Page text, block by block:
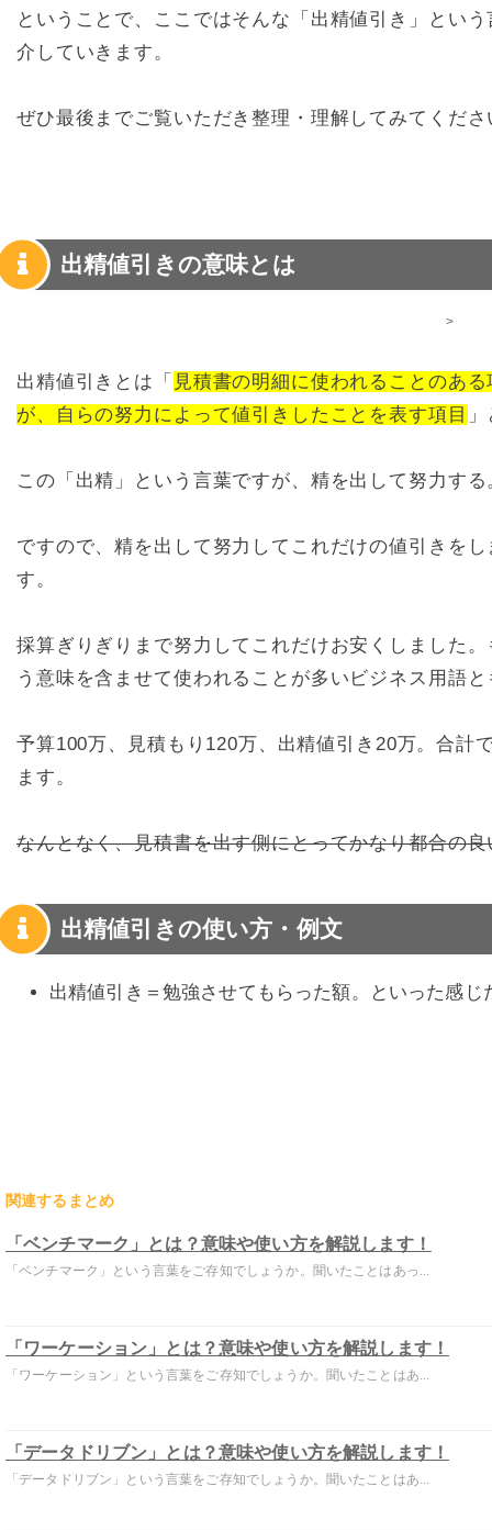
ということで、ここではそんな「出精値引き」とい
介していきます。
ぜひ最後までご覧いただき整理・理解してみてくださ
出精値引きの意味とは
>
出精値引きとは「 見積書の明細に使われることのあ
が、自らの努力によって値引きしたことを表す項目
この「出精」という言葉ですが、精を出して努力す
ですので、精を出して努力してこれだけの値引きを
す。
採算ぎりぎりまで努力してこれだけお安くしました
う意味を含ませて使われることが多いビジネス用語
予算100万、見積もり120万、出精値引き20万。合
ます。
なんとなく、見積書を出す側にとってかなり都合の
出精値引きの使い方・例文
出精値引き＝勉強させてもらった額。といった感じ
関連するまとめ
「ベンチマーク」とは？意味や使い方を解説します！
「ベンチマーク」という言葉をご存知でしょうか。聞いたことはあっ...
「ワーケーション」とは？意味や使い方を解説します！
「ワーケーション」という言葉をご存知でしょうか。聞いたことはあ...
「データドリブン」とは？意味や使い方を解説します！
「データドリブン」という言葉をご存知でしょうか。聞いたことはあ...